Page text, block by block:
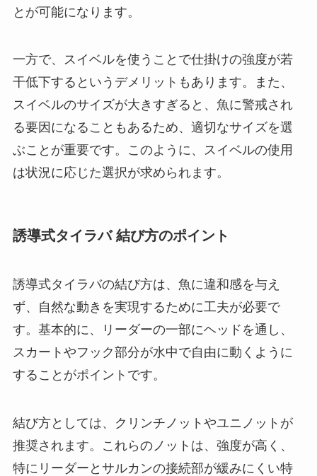
とが可能になります。
一方で、スイベルを使うことで仕掛けの強度が若
干低下するというデメリットもあります。また、
スイベルのサイズが大きすぎると、魚に警戒され
る要因になることもあるため、適切なサイズを選
ぶことが重要です。このように、スイベルの使用
は状況に応じた選択が求められます。
誘導式タイラバ 結び方のポイント
誘導式タイラバの結び方は、魚に違和感を与え
ず、自然な動きを実現するために工夫が必要で
す。基本的に、リーダーの一部にヘッドを通し、
スカートやフック部分が水中で自由に動くように
することがポイントです。
結び方としては、クリンチノットやユニノットが
推奨されます。これらのノットは、強度が高く、
特にリーダーとサルカンの接続部が緩みにくい特